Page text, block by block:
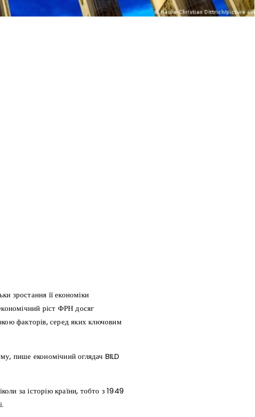
зростання її економіки
ріст ФРН досяг
факторів, серед яких ключовим
пише економічний оглядач BILD
за історію країни, тобто з 1949